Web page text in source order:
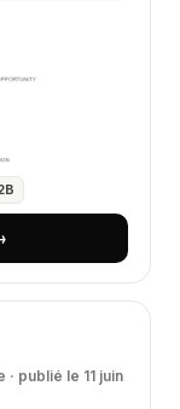
publié le 11 juin